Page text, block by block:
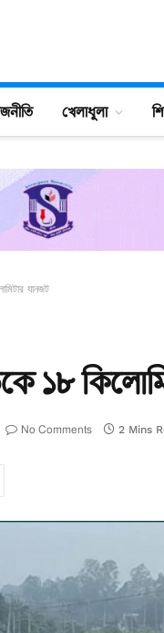
খেলাধুলা
যানজট
১৮
No Comments 2 Mins